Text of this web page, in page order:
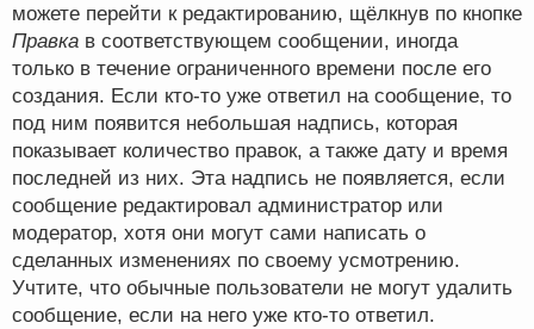
можете перейти к редактированию, щёлкнув по кнопке
Правка в соответствующем сообщении, иногда
только в течение ограниченного времени после его
создания. Если кто-то уже ответил на сообщение, то
под ним появится небольшая надпись, которая
показывает количество правок, а также дату и время
последней из них. Эта надпись не появляется, если
сообщение редактировал администратор или
модератор, хотя они могут сами написать о
сделанных изменениях по своему усмотрению.
Учтите, что обычные пользователи не могут удалить
сообщение, если на него уже кто-то ответил.